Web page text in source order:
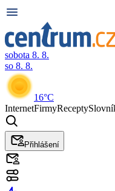
sobota 8. 8.
so 8. 8.
16°C
InternetFirmyRecepty
Přihlášení